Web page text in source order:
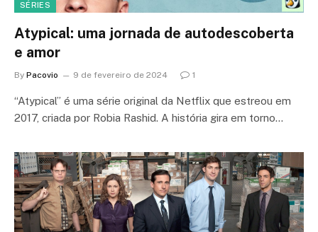
SÉRIES
Atypical: uma jornada de autodescoberta
e amor
By Pacovio 9 de fevereiro de 2024 1
“Atypical” é uma série original da Netflix que estreou em
2017, criada por Robia Rashid. A história gira em torno…